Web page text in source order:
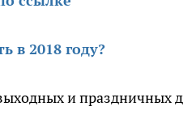
в 2018 году?
и праздничных